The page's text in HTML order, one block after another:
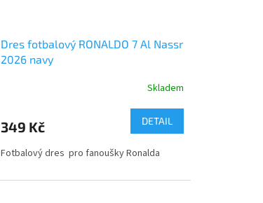
Dres fotbalový RONALDO 7 Al Nassr
2026 navy
Skladem
349 Kč DETAIL
Fotbalový dres pro fanoušky Ronalda